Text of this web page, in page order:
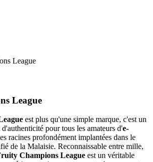
League
League
est plus qu'une simple marque, c'est un
pour tous les amateurs d'e-
racines profondément implantées dans le
de la Malaisie. Reconnaissable entre mille,
Champions League est un véritable